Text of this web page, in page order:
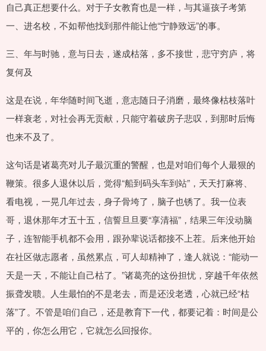
自己真正想要什么。对于子女教育也是一样，与其逼孩子考第
一、进名校，不如帮他找到那件能让他“宁静致远”的事。
三、年与时驰，意与日去，遂成枯落，多不接世，悲守穷庐，将
复何及
这是在说，年华随时间飞逝，意志随日子消磨，最终像枯枝落叶
一样衰老，对社会再无贡献，只能守着破房子悲叹，到那时后悔
也来不及了。
这句话是诸葛亮对儿子最沉重的警醒，也是对咱们每个人最狠的
鞭策。很多人退休以后，觉得“船到码头车到站”，天天打麻将、
看电视，一晃几年过去，身子骨垮了，脑子也锈了。我一位表
哥，退休那年才五十五，信誓旦旦要“享清福”，结果三年没动脑
子，连智能手机都不会用，跟孙辈说话都接不上茬。后来他开始
在社区做志愿者，虽然累点，可人却精神了，逢人就说：“能动一
天是一天，不能让自己枯了。”诸葛亮的这份担忧，穿越千年依然
振聋发聩。人生最怕的不是老去，而是还没老透，心就已经“枯
落”了。不管是咱们自己，还是教育下一代，都要记着：时间是公
平的，你怎么用它，它就怎么回报你。